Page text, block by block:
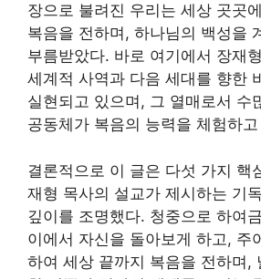
장으로 불려진 우리는 세상 곳곳
복음을 전하며, 하나님의 백성을
부름받았다. 바로 여기에서 장재
세계적 사역과 다음 세대를 향한
실현되고 있으며, 그 열매로서 수
공동체가 복음의 능력을 체험하
결론적으로 이 글은 다섯 가지 핵
재형 목사의 설교가 제시하는 기
깊이를 조명했다. 청중으로 하여
이에서 자신을 돌아보게 하고, 주
하여 세상 끝까지 복음을 전하며,